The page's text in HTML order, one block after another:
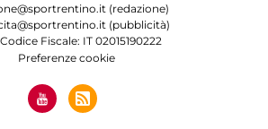
(redazione)
(pubblicità)
Fiscale: IT 02015190222
Preferenze cookie